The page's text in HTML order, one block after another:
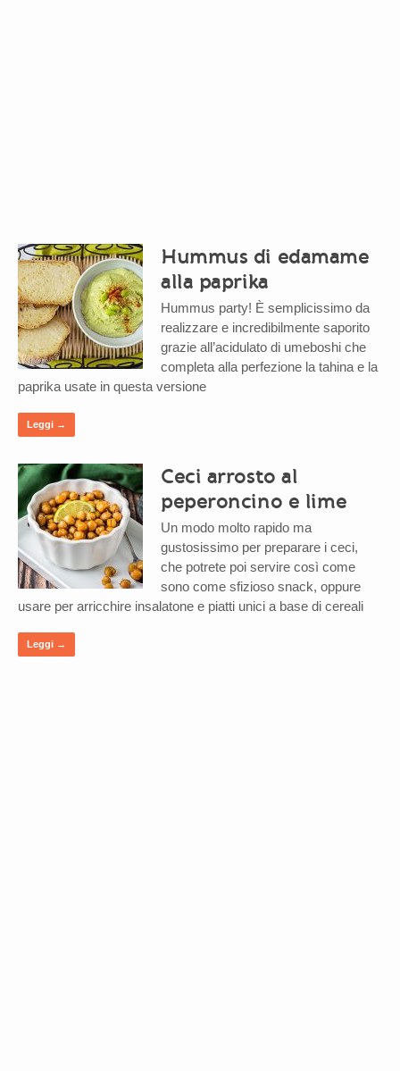
Hummus di edamame
alla paprika
Hummus party! È semplicissimo da
realizzare e incredibilmente saporito
grazie all’acidulato di umeboshi che
completa alla perfezione la tahina e la
paprika usate in questa versione
Leggi →
Ceci arrosto al
peperoncino e lime
Un modo molto rapido ma
gustosissimo per preparare i ceci,
che potrete poi servire così come
sono come sfizioso snack, oppure
usare per arricchire insalatone e piatti unici a base di cereali
Leggi →